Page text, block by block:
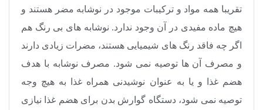
تقریبا همه مواد و ترکیبات موجود در نوشابه مضر هستند و
هیچ ماده مفیدی در آن وجود ندارد. نوشابه‌ های بی ‌رنگ هم
اگر چه فاقد رنگ‌ های شیمیایی هستند، مضرات زیادی دارند
و مصرف آن ها توصیه نمی ‌شود. مصرف نوشابه با هدف
هضم غذا و یا به عنوان نوشیدنی همراه غذا به هیچ وجه
توصیه نمی ‌شود، دستگاه گوارش بدن برای هضم غذا نیازی